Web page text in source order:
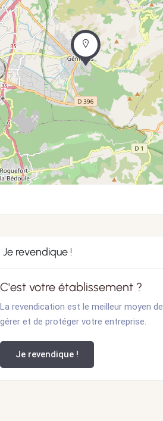
Je revendique !
C'est votre établissement ?
La revendication est le meilleur moyen de
gérer et de protéger votre entreprise.
Je revendique !